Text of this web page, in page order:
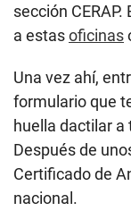
sección
a estasoficinas
Una vez ahí,
formulario que
huella dactilar
Después de
Certificado de
nacional.